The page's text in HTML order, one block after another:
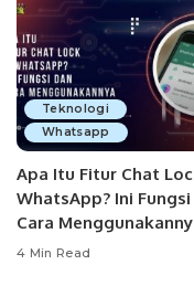
Teknologi
Whatsapp
Apa Itu Fitur Chat
WhatsApp? Ini
Cara
4 Min Read